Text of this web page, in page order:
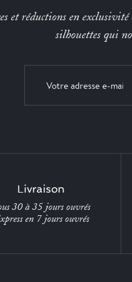
et réductions en
silhouettes qui
Livraison
30 à 35 jours ouvrés
en 7 jours ouvrés